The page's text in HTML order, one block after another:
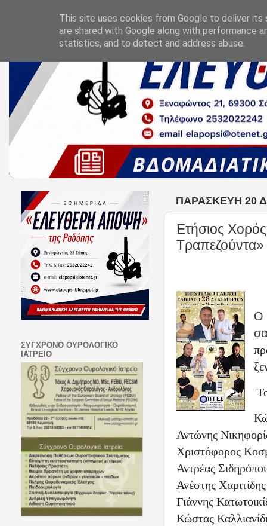
ΠΑΡΑΣΚΕΥΉ 20
Ετήσιος
Τραπεζούντα»
Ο
Αντώνης
Χριστόφορος
Αντρέας
Ανέστης
Γιάννης
Κώστας
ΣΥΓΧΡΟΝΟ ΟΥΡΟΛΟΓΙΚΟ
ΙΑΤΡΕΙΟ
This site uses cookies from Google to deliver its
are shared with Google along with performance
statistics, and to detect and address abuse.